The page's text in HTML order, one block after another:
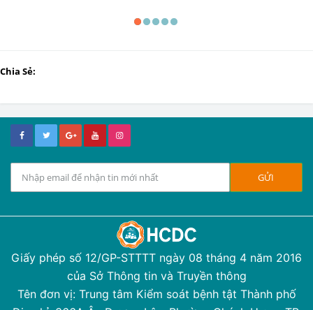
Chia Sẻ:
Giấy phép số 12/GP-STTTT ngày 08 tháng 4 năm 2016
của Sở Thông tin và Truyền thông
Tên đơn vị: Trung tâm Kiểm soát bệnh tật Thành phố